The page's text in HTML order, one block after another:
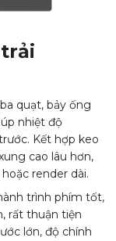
quạt, bảy ống
nhiệt độ
Kết hợp keo
cao lâu hơn,
render dài.​
trình phím tốt,
rất thuận tiện
lớn, độ chính